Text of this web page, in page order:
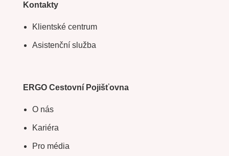
Kontakty
Klientské centrum
Asistenční služba
ERGO Cestovní Pojišťovna
O nás
Kariéra
Pro média